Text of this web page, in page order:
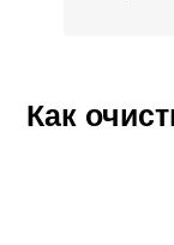
Как